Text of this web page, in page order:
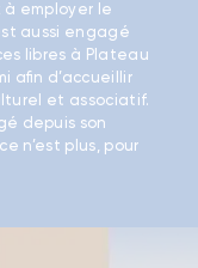
employer le
aussi engagé
libres à Plateau
afin d’accueillir
et associatif.
depuis son
n’est plus, pour